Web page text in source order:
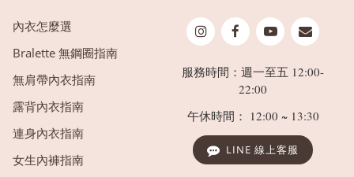
內衣怎麼選
Bralette 無鋼圈指南
無肩帶內衣指南
露背內衣指南
連身內衣指南
女生內褲指南
服務時間：週一至五 12:00-
22:00
午休時間： 12:00 ~ 13:30
LINE 線上客服